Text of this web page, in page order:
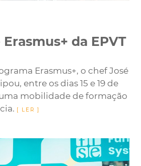
da EPVT
Erasmus+, o chef José
entre os dias 15 e 19 de
mobilidade de formação